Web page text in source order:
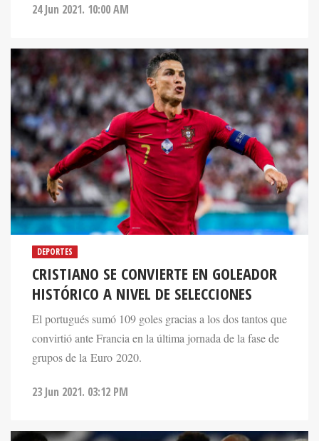
24 Jun 2021. 10:00 AM
DEPORTES
CRISTIANO SE CONVIERTE EN GOLEADOR
HISTÓRICO A NIVEL DE SELECCIONES
El portugués sumó 109 goles gracias a los dos tantos que
convirtió ante Francia en la última jornada de la fase de
grupos de la Euro 2020.
23 Jun 2021. 03:12 PM